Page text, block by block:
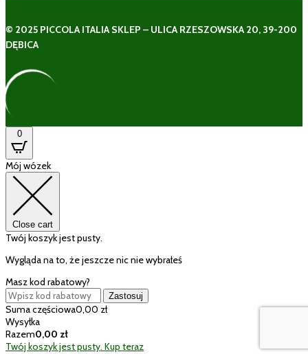
© 2025 PICCOLA ITALIA SKLEP – ULICA RZESZOWSKA 20, 39-200
DĘBICA
0
Mój wózek
Close cart
Twój koszyk jest pusty.
Wygląda na to, że jeszcze nic nie wybrałeś
Masz kod rabatowy?
Zastosuj
Suma częściowa0,00 zł
Wysyłka
Razem0,00 zł
Twój koszyk jest pusty. Kup teraz